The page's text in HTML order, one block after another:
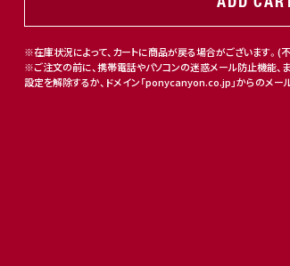
※在庫状況によって、カートに商品が戻る場合がございます。(
※ご注文の前に、携帯電話やパソコンの迷惑メール防止機能、
設定を解除するか、ドメイン「ponycanyon.co.jp」からのメー